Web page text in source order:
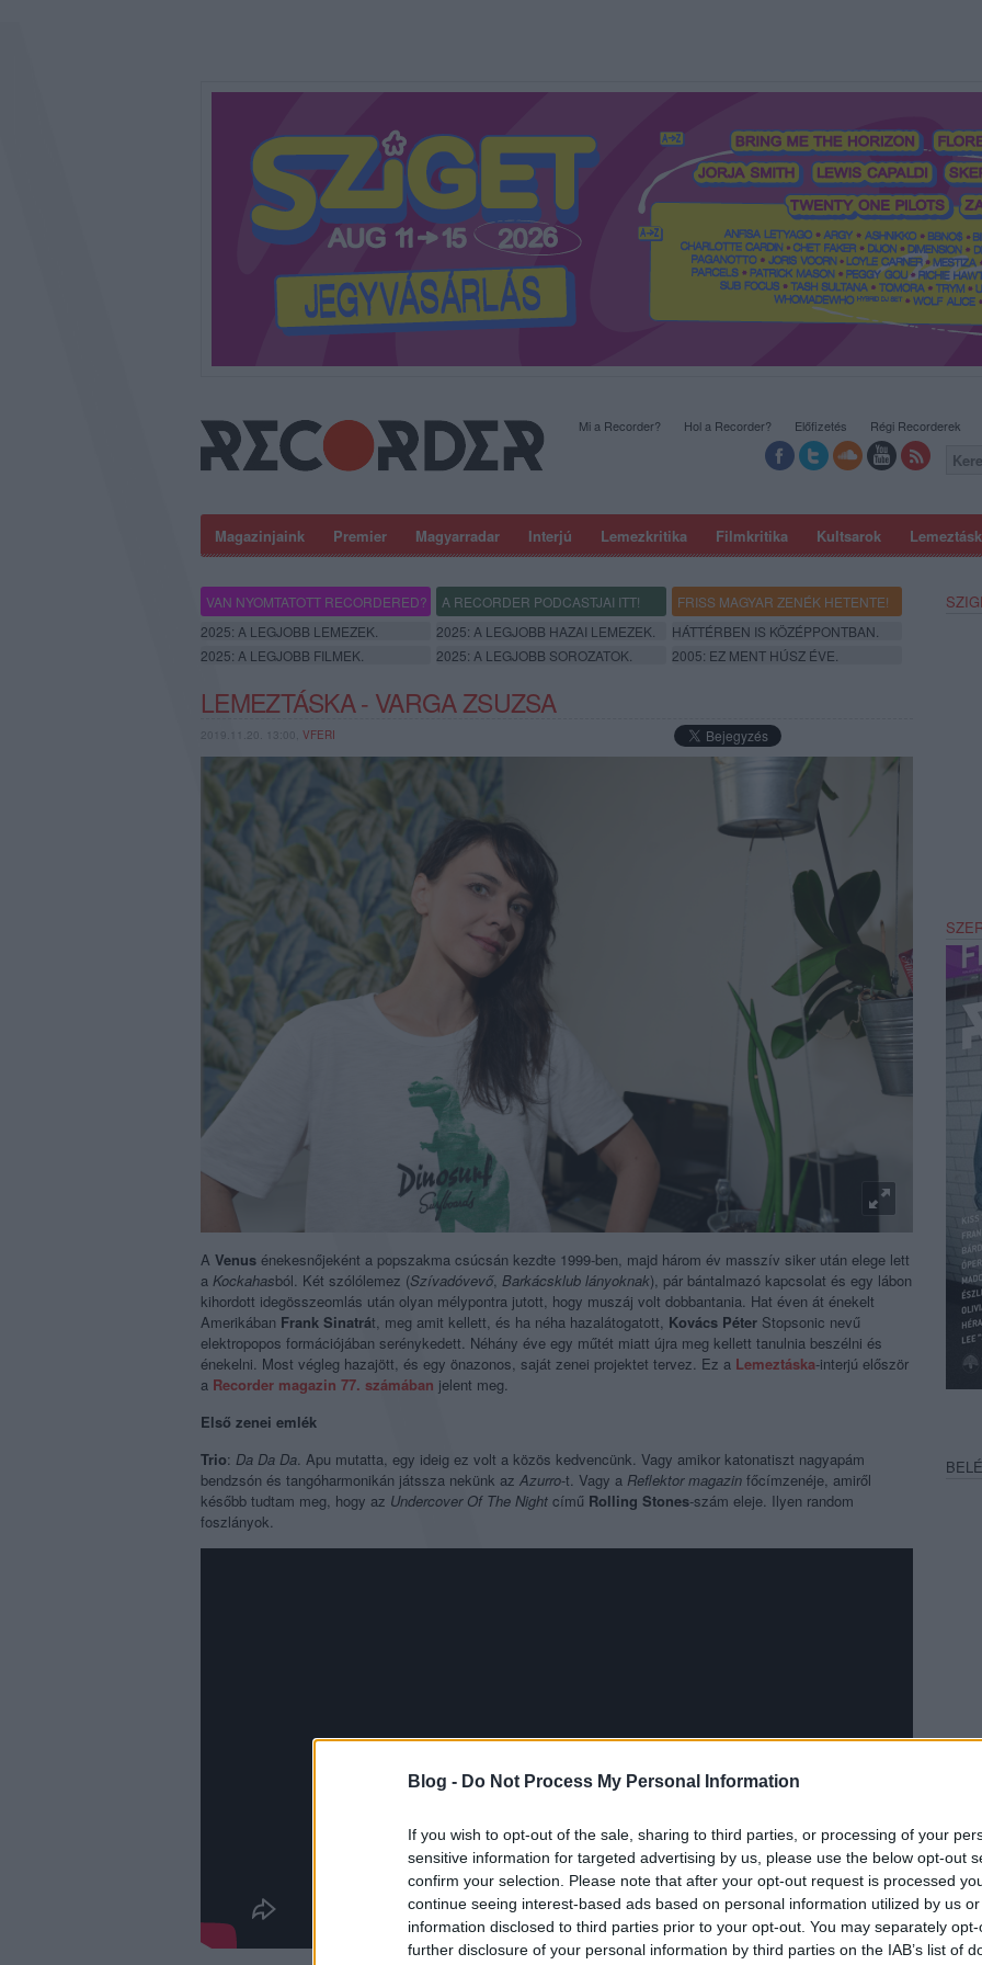
Blog - Do Not Process My Personal Information
If you wish to opt-out of the sale, sharing to third parties, or processing of your
sensitive information for targeted advertising by us, please use the below opt-out
confirm your selection. Please note that after your opt-out request is processed
continue seeing interest-based ads based on personal information utilized by us
information disclosed to third parties prior to your opt-out. You may separately
further disclosure of your personal information by third parties on the IAB’s list of
Magazinjaink Premier Magyarradar Interjú Lemezkritika Filmkritika Kultsarok
Mi a Recorder? Hol a Recorder? Előfizetés Régi Recorderek
VAN NYOMTATOTT RECORDERED? A RECORDER PODCASTJAI ITT!
FRISS MAGYAR ZENÉK HETENTE!
2025: A LEGJOBB LEMEZEK.
2025: A LEGJOBB HAZAI LEMEZEK.
HÁTTÉRBEN IS KÖZÉPPONTBAN.
2025: A LEGJOBB FILMEK.
2025: A LEGJOBB SOROZATOK. 2005: EZ MENT HÚSZ ÉVE.
LEMEZTÁSKA - VARGA ZSUZSA
2019.11.20. 13:00, VFERI
A Venus énekesnőjeként a popszakma csúcsán kezdte 1999-ben, majd három év masszív siker után elege lett
a Kockahasból. Két szólólemez (Szívadóvevő, Barkácsklub lányoknak), pár bántalmazó kapcsolat és egy lábon
kihordott idegösszeomlás után olyan mélypontra jutott, hogy muszáj volt dobbantania. Hat éven át énekelt
Amerikában Frank Sinatrát, meg amit kellett, és ha néha hazalátogatott, Kovács Péter Stopsonic nevű
elektropopos formációjában serénykedett. Néhány éve egy műtét miatt újra meg kellett tanulnia beszélni és
énekelni. Most végleg hazajött, és egy önazonos, saját zenei projektet tervez. Ez a Lemeztáska-interjú először
a Recorder magazin 77. számában jelent meg.
Első zenei emlék
Trio: Da Da Da. Apu mutatta, egy ideig ez volt a közös kedvencünk. Vagy amikor katonatiszt nagyapám
bendzsón és tangóharmonikán játssza nekünk az Azurro-t. Vagy a Reflektor magazin főcímzenéje, amiről
később tudtam meg, hogy az Undercover Of The Night című Rolling Stones-szám eleje. Ilyen random
foszlányok.